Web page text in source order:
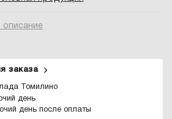
описание
заказа
Томилино
день
день после оплаты